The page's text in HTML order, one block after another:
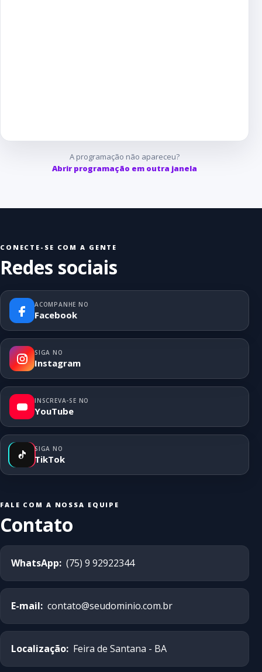
A programação não apareceu?
Abrir programação em outra janela
CONECTE-SE COM A GENTE
Redes sociais
ACOMPANHE NO
Facebook
SIGA NO
Instagram
INSCREVA-SE NO
YouTube
SIGA NO
TikTok
FALE COM A NOSSA EQUIPE
Contato
WhatsApp: (75) 9 92922344
E-mail: contato@seudominio.com.br
Localização: Feira de Santana - BA